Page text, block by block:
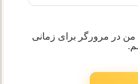
من در مرورگر برای زمانی